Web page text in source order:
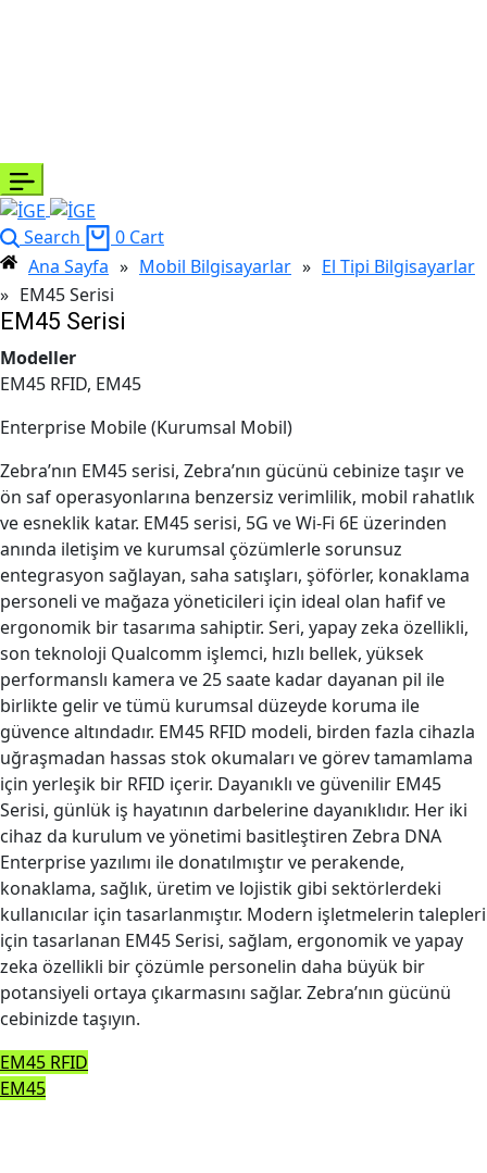
Search 0 Cart
Ana Sayfa » Mobil Bilgisayarlar » El Tipi Bilgisayarlar
» EM45 Serisi
EM45 Serisi
Modeller
EM45 RFID, EM45
Enterprise Mobile (Kurumsal Mobil)
Zebra’nın EM45 serisi, Zebra’nın gücünü cebinize taşır ve
ön saf operasyonlarına benzersiz verimlilik, mobil rahatlık
ve esneklik katar. EM45 serisi, 5G ve Wi-Fi 6E üzerinden
anında iletişim ve kurumsal çözümlerle sorunsuz
entegrasyon sağlayan, saha satışları, şöförler, konaklama
personeli ve mağaza yöneticileri için ideal olan hafif ve
ergonomik bir tasarıma sahiptir. Seri, yapay zeka özellikli,
son teknoloji Qualcomm işlemci, hızlı bellek, yüksek
performanslı kamera ve 25 saate kadar dayanan pil ile
birlikte gelir ve tümü kurumsal düzeyde koruma ile
güvence altındadır. EM45 RFID modeli, birden fazla cihazla
uğraşmadan hassas stok okumaları ve görev tamamlama
için yerleşik bir RFID içerir. Dayanıklı ve güvenilir EM45
Serisi, günlük iş hayatının darbelerine dayanıklıdır. Her iki
cihaz da kurulum ve yönetimi basitleştiren Zebra DNA
Enterprise yazılımı ile donatılmıştır ve perakende,
konaklama, sağlık, üretim ve lojistik gibi sektörlerdeki
kullanıcılar için tasarlanmıştır. Modern işletmelerin talepleri
için tasarlanan EM45 Serisi, sağlam, ergonomik ve yapay
zeka özellikli bir çözümle personelin daha büyük bir
potansiyeli ortaya çıkarmasını sağlar. Zebra’nın gücünü
cebinizde taşıyın.
EM45 RFID
EM45